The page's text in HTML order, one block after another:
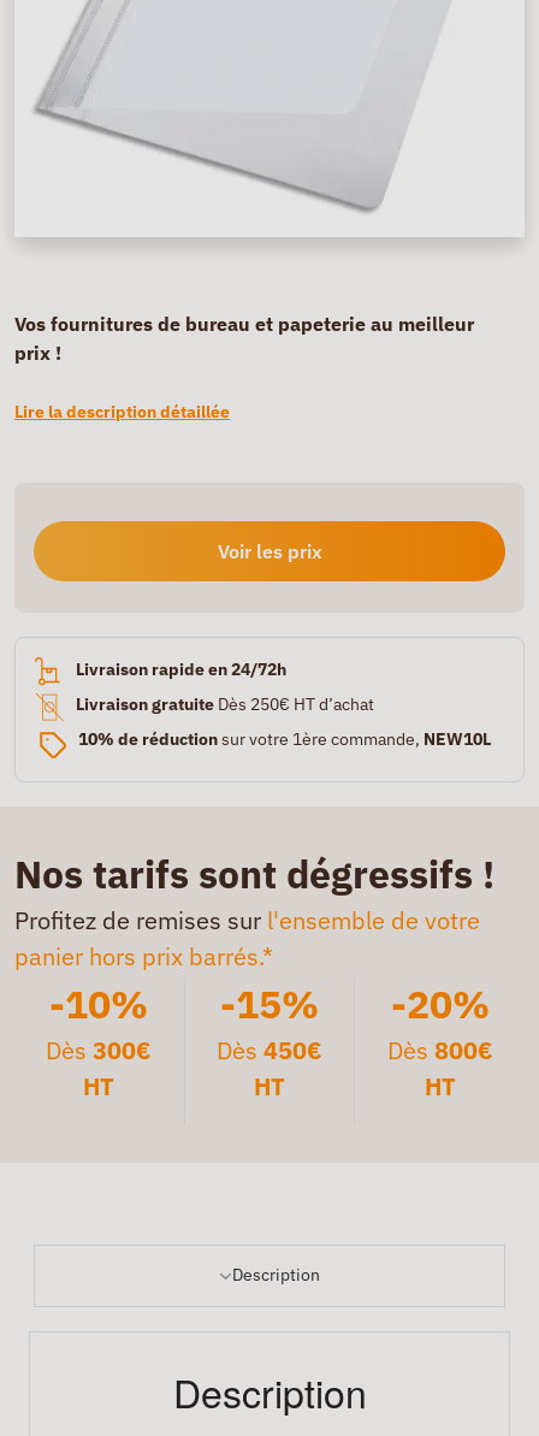
Vos fournitures de bureau et papeterie au meilleur
prix !
Lire la description détaillée
Voir les prix
Livraison rapide en 24/72h
Livraison gratuite Dès 250€ HT d’achat
10% de réductionsur votre 1ère commande, NEW10L
Nos tarifs sont dégressifs !
Profitez de remises sur l'ensemble de votre
panier hors prix barrés.*
-10%
Dès300€
HT
-15%
Dès 450€
HT
-20%
Dès 800€
HT
Description
Description